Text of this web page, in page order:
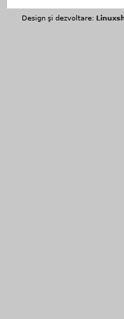
Design şi dezvoltare: